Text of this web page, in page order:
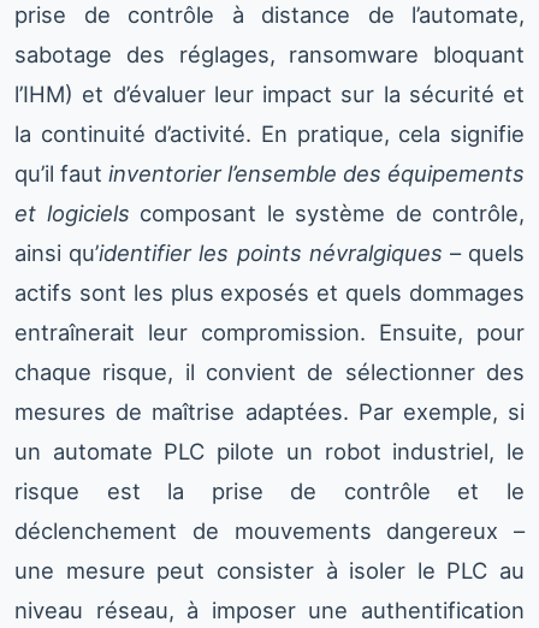
prise de contrôle à distance de l’automate,
sabotage des réglages, ransomware bloquant
l’IHM) et d’évaluer leur impact sur la sécurité et
la continuité d’activité. En pratique, cela signifie
qu’il faut inventorier l’ensemble des équipements
et logiciels composant le système de contrôle,
ainsi qu’identifier les points névralgiques – quels
actifs sont les plus exposés et quels dommages
entraînerait leur compromission. Ensuite, pour
chaque risque, il convient de sélectionner des
mesures de maîtrise adaptées. Par exemple, si
un automate PLC pilote un robot industriel, le
risque est la prise de contrôle et le
déclenchement de mouvements dangereux –
une mesure peut consister à isoler le PLC au
niveau réseau, à imposer une authentification